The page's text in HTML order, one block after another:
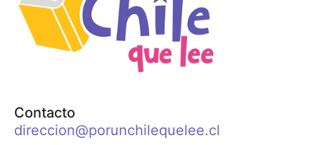
Contacto
direccion@porunchilequelee.cl